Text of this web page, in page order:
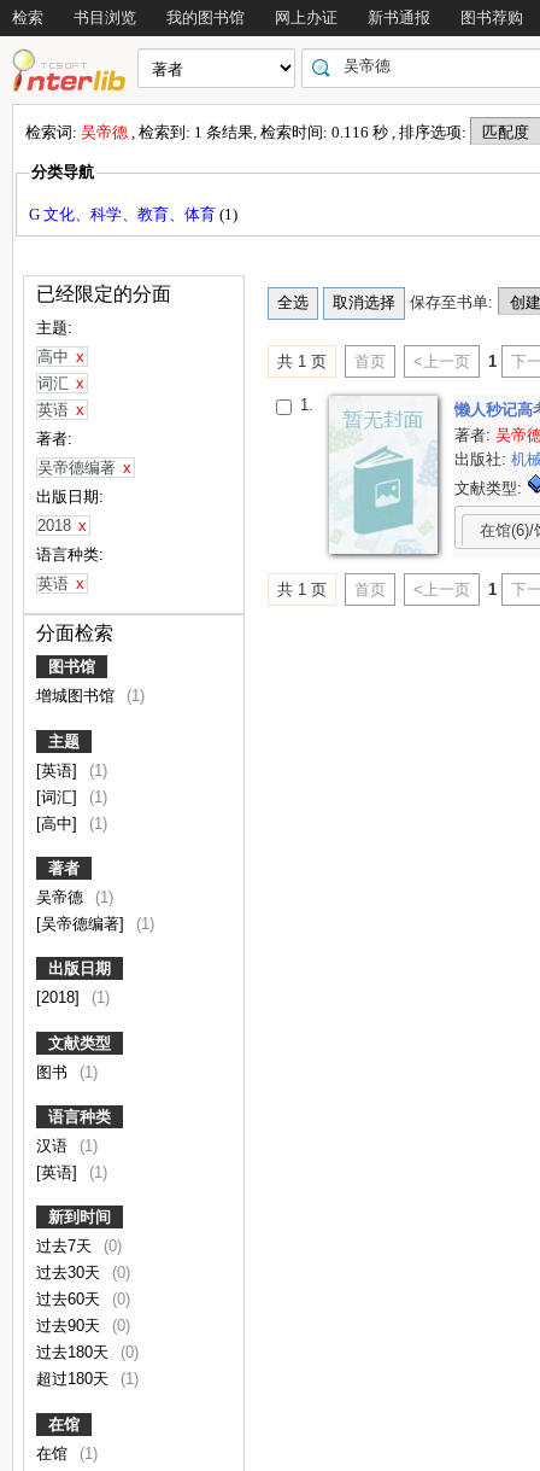
检索 书目浏览 我的图书馆 网上办证 新书通报 图书荐购
检索词: 吴帝德 , 检索到: 1 条结果, 检索时间: 0.116 秒 , 排序选项:
分类导航
G 文化、科学、教育、体育 (1)
已经限定的分面
主题:
高中 x
词汇 x
英语 x
著者:
吴帝德编著 x
出版日期:
2018 x
语言种类:
英语 x
分面检索
图书馆
增城图书馆
(1)
主题
[英语]
(1)
[词汇]
(1)
[高中]
(1)
著者
吴帝德
(1)
[吴帝德编著]
(1)
出版日期
[2018]
(1)
文献类型
图书
(1)
语言种类
汉语
(1)
[英语]
(1)
新到时间
过去7天
(0)
过去30天
(0)
过去60天
(0)
过去90天
(0)
过去180天
(0)
超过180天
(1)
在馆
在馆
(1)
保存至书单:
共 1 页 首页 <上一页 1 下
1.
懒人秒记高
著者:吴帝
出版社:机
文献类型:
在馆(6)/
共 1 页 首页 <上一页 1 下